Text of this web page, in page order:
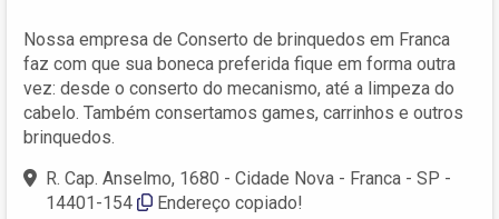
Nossa empresa de Conserto de brinquedos em Franca
faz com que sua boneca preferida fique em forma outra
vez: desde o conserto do mecanismo, até a limpeza do
cabelo. Também consertamos games, carrinhos e outros
brinquedos.
R. Cap. Anselmo, 1680 - Cidade Nova - Franca - SP -
14401-154
Endereço copiado!